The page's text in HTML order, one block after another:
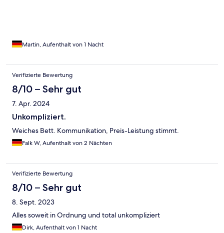
Martin, Aufenthalt von 1 Nacht
Verifizierte Bewertung
8/10 – Sehr gut
7. Apr. 2024
Unkompliziert.
Weiches Bett. Kommunikation, Preis-Leistung stimmt.
Falk W, Aufenthalt von 2 Nächten
Verifizierte Bewertung
8/10 – Sehr gut
8. Sept. 2023
Alles soweit in Ordnung und total unkompliziert
Dirk, Aufenthalt von 1 Nacht